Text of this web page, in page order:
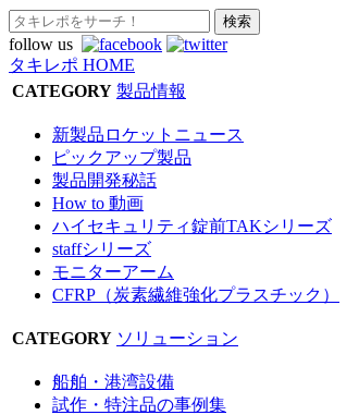
follow us
タキレポ HOME
CATEGORY 製品情報
新製品ロケットニュース
ピックアップ製品
製品開発秘話
How to 動画
ハイセキュリティ錠前TAKシリーズ
staffシリーズ
モニターアーム
CFRP（炭素繊維強化プラスチック）
CATEGORY ソリューション
船舶・港湾設備
試作・特注品の事例集